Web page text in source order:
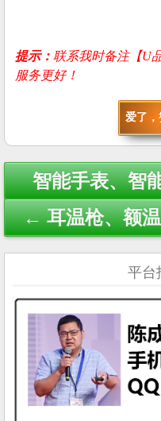
提示：联系我时备注【U
服务更好！
爱了
Post
navigation
智能手表、智
← 耳温枪、额
平台